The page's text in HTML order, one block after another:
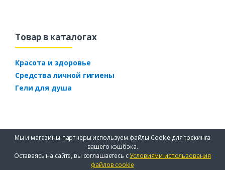
Товар в каталогах
Красота и здоровье
Средства личной гигиены
Гели для душа
Мы и магазины-партнеры используем файлы Cookie для трекинга
вашего кэшбэка.
Оставаясь на сайте, вы соглашаетесь сУсловиями использования
файлов cookie